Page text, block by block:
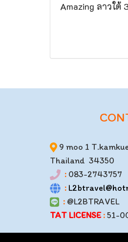
Amazing ลาวใต้
9 moo 1
Thailand 34350
: 083-2743757
:
: @L2BTRAVEL
TAT LICENSE:51-